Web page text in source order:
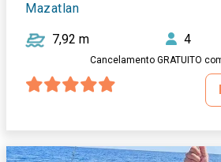
Mazatlan
7,92 m 4
Cancelamento GRATUITO